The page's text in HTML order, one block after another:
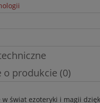
o produkcie (0)
w świat ezoteryki i magii